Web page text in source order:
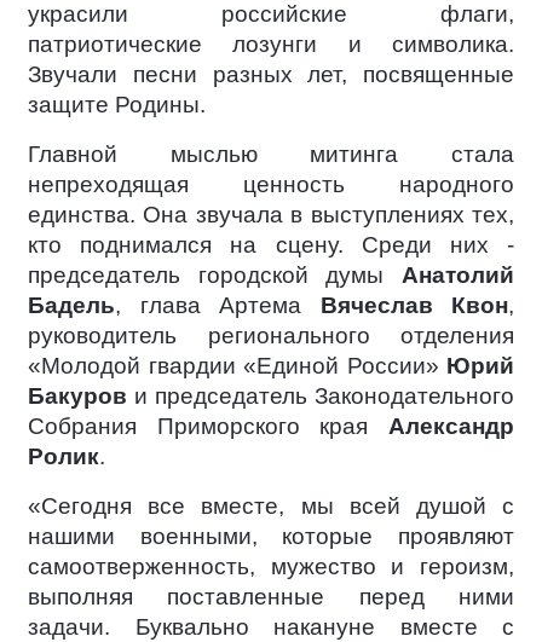
украсили российские флаги,
патриотические лозунги и символика.
Звучали песни разных лет, посвященные
защите Родины.
Главной мыслью митинга стала
непреходящая ценность народного
единства. Она звучала в выступлениях тех,
кто поднимался на сцену. Среди них -
председатель городской думы Анатолий
Бадель, глава Артема Вячеслав Квон,
руководитель регионального отделения
«Молодой гвардии «Единой России» Юрий
Бакуров и председатель Законодательного
Собрания Приморского края Александр
Ролик.
«Сегодня все вместе, мы всей душой с
нашими военными, которые проявляют
самоотверженность, мужество и героизм,
выполняя поставленные перед ними
задачи. Буквально накануне вместе с